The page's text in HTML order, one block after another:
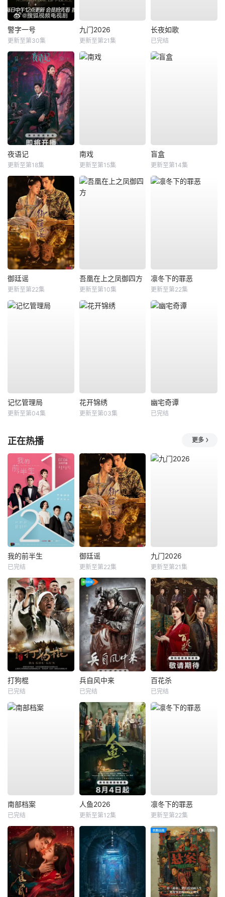
警字一号
更新至第30集
九门2026
更新至第21集
长夜如歌
已完结
夜语记
更新至第18集
南戏
更新至第15集
盲盒
更新至第14集
御廷谣
更新至第22集
吾凰在上之凤御四方
更新至第10集
凛冬下的罪恶
更新至第22集
记忆管理局
更新至第04集
花开锦绣
更新至第03集
幽宅奇谭
已完结
正在热播 更多
我的前半生
已完结
御廷谣
更新至第22集
九门2026
更新至第21集
打狗棍
已完结
兵自风中来
已完结
百花杀
已完结
南部档案
已完结
人鱼2026
更新至第12集
凛冬下的罪恶
更新至第22集